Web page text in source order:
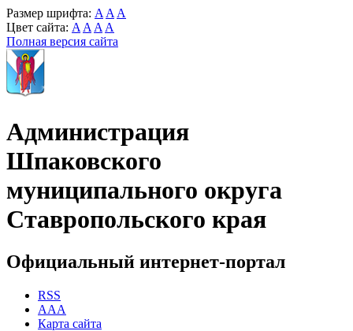
Размер шрифта: A A A
Цвет сайта: A A A A
Полная версия сайта
Администрация
Шпаковского
муниципального округа
Ставропольского края
Официальный интернет-портал
RSS
AAA
Карта сайта